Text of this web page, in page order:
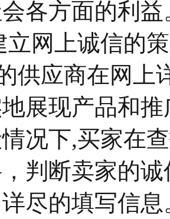
各方面的利益
立网上诚信的
供应商在网上
展现产品和
情况下,买家在
判断卖家的
尽的填写信